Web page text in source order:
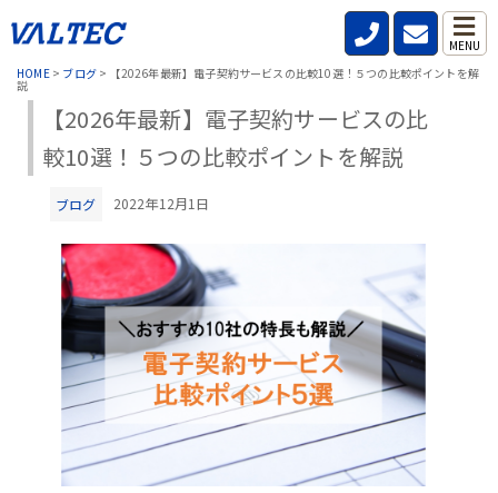
MENU
HOME> ブログ> 【2026年最新】電子契約サービスの比較10選！５つの比較ポイントを解
説
【2026年最新】電子契約サービスの比
較10選！５つの比較ポイントを解説
ブログ 2022年12月1日